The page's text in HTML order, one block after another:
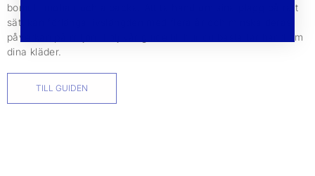
bomull, mohair och alpacka. Att ta hand om sina plagg på rätt
sätt kan förlänga livslängden med flera år och minska deras
påverkan på miljön. Följ vår guide till hur du bästa tar hand om
dina kläder.
TILL GUIDEN